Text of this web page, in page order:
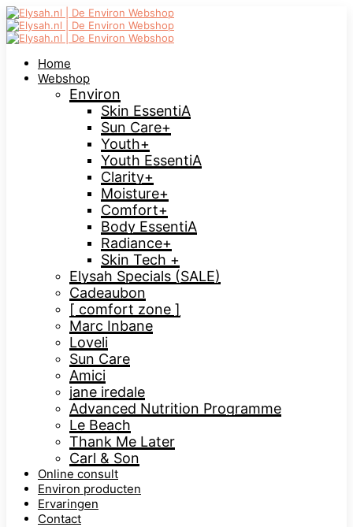
Home
Webshop
Environ
Skin EssentiA
Sun Care+
Youth+
Youth EssentiA
Clarity+
Moisture+
Comfort+
Body EssentiA
Radiance+
Skin Tech +
Elysah Specials (SALE)
Cadeaubon
[ comfort zone ]
Marc Inbane
Loveli
Sun Care
Amici
jane iredale
Advanced Nutrition Programme
Le Beach
Thank Me Later
Carl & Son
Online consult
Environ producten
Ervaringen
Contact